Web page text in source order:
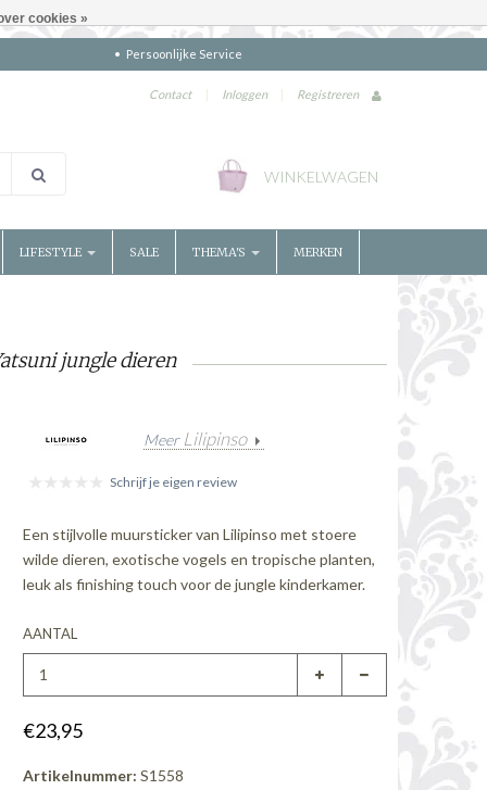
Persoonlijke Service
Contact | Inloggen | Registreren
WINKELWAGEN
LIFESTYLE SALE THEMA'S MERKEN
jungle dieren
Meer Lilipinso
Schrijf je eigen review
Een stijlvolle muursticker van Lilipinso met stoere
wilde dieren, exotische vogels en tropische planten,
leuk als finishing touch voor de jungle kinderkamer.
AANTAL
€23,95
Artikelnummer: S1558
cookies »